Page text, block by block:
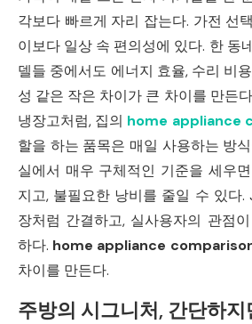
각보다 빠르게 자리 잡는다. 가전 선
이보다 일상 속 편의성에 있다. 한 동
델들 중에서도 에너지 효율, 수리 비
성 같은 작은 차이가 큰 차이를 만든
냉장고처럼, 집의 home appliance
할을 하는 품목은 매일 사용하는 방
실에서 매우 구체적인 기준을 세우
지고, 불필요한 낭비를 줄일 수 있다.
장처럼 간결하고, 실사용자의 관점
하다. home appliance
차이를 만든다.
주방의 시그니처, 간단하